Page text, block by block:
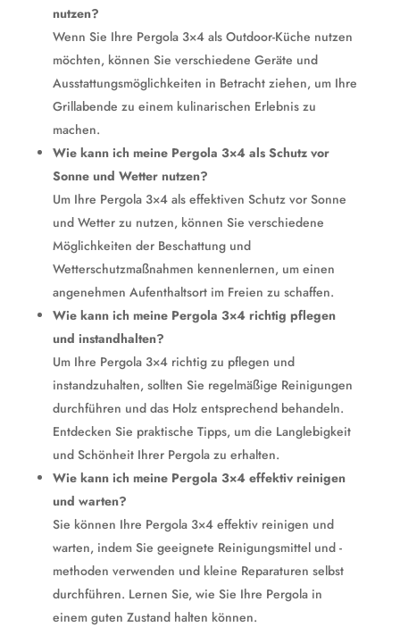
nutzen?
Wenn Sie Ihre Pergola 3×4 als Outdoor-Küche nutzen
möchten, können Sie verschiedene Geräte und
Ausstattungsmöglichkeiten in Betracht ziehen, um Ihre
Grillabende zu einem kulinarischen Erlebnis zu
machen.
Wie kann ich meine Pergola 3×4 als Schutz vor
Sonne und Wetter nutzen?
Um Ihre Pergola 3×4 als effektiven Schutz vor Sonne
und Wetter zu nutzen, können Sie verschiedene
Möglichkeiten der Beschattung und
Wetterschutzmaßnahmen kennenlernen, um einen
angenehmen Aufenthaltsort im Freien zu schaffen.
Wie kann ich meine Pergola 3×4 richtig pflegen
und instandhalten?
Um Ihre Pergola 3×4 richtig zu pflegen und
instandzuhalten, sollten Sie regelmäßige Reinigungen
durchführen und das Holz entsprechend behandeln.
Entdecken Sie praktische Tipps, um die Langlebigkeit
und Schönheit Ihrer Pergola zu erhalten.
Wie kann ich meine Pergola 3×4 effektiv reinigen
und warten?
Sie können Ihre Pergola 3×4 effektiv reinigen und
warten, indem Sie geeignete Reinigungsmittel und -
methoden verwenden und kleine Reparaturen selbst
durchführen. Lernen Sie, wie Sie Ihre Pergola in
einem guten Zustand halten können.